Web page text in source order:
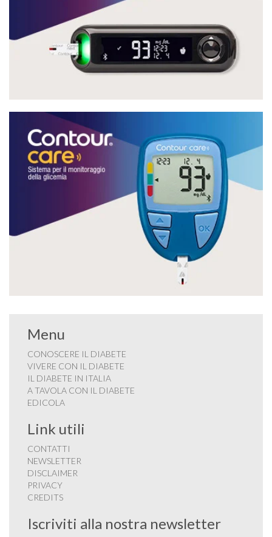
Menu
CONOSCERE IL DIABETE
VIVERE CON IL DIABETE
IL DIABETE IN ITALIA
A TAVOLA CON IL DIABETE
EDICOLA
Link utili
CONTATTI
NEWSLETTER
DISCLAIMER
PRIVACY
CREDITS
Iscriviti alla nostra newsletter